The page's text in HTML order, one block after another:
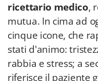
ricettario medico,
mutua. In cima ad
cinque icone, che
stati d'animo:
rabbia e stress; a
riferisce il paziente